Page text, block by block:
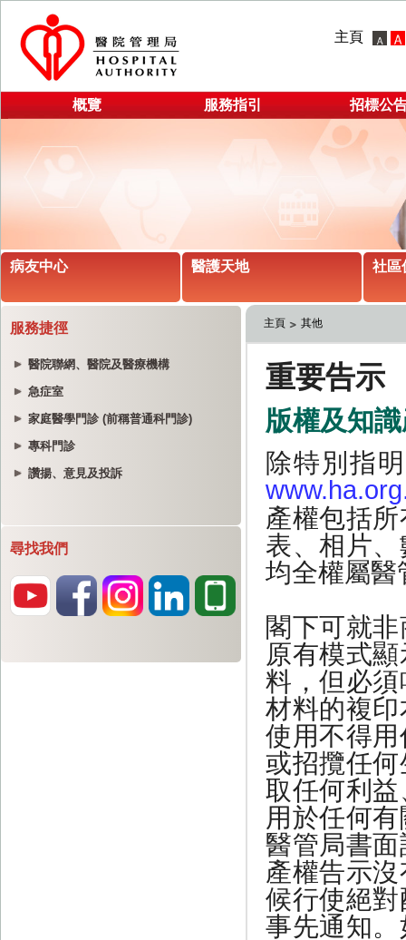
主頁
概覽 服務指引 招標公
病友中心 醫護天地 社區
服務捷徑
醫院聯網、醫院及醫療機構
急症室
家庭醫學門診 (前稱普通科門診)
專科門診
讚揚、意見及投訴
尋找我們
主頁 其他